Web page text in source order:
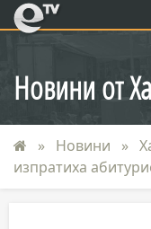
eTV
Новини от
Новини
изпратиха